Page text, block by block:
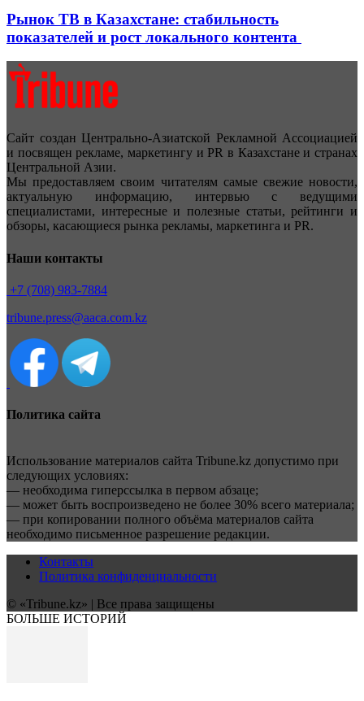
Рынок ТВ в Казахстане: стабильность
показателей и рост локального контента
Сайт создан Центрально-Азиатской Рекламной Ассоциацией
и посвящен рекламе, маркетингу и PR в Казахстане и странах
Центральной Азии.
Мы предоставляем своим читателям самые свежие новости,
актуальную информацию, интервью с ведущими
специалистами, интересные и полезные статьи, рейтинги и
обзоры, касающиеся рынка рекламы, маркетинга и PR.
Наши контакты
+7 (708) 983-7884
tribune.press@aaca.com.kz
Политика сайта
Использование материалов сайта Tribune.kz допустимо при
следующих условиях:
— необходима гиперссылка в первом абзаце;
— может быть воспроизведено не более 30% всего материала;
— при копировании полного объёма материалов сайта
необходимо письменное разрешение редакции.
Контакты
Политика конфиденциальности
© «Tribune.kz» | Все права защищены
БОЛЬШЕ ИСТОРИЙ